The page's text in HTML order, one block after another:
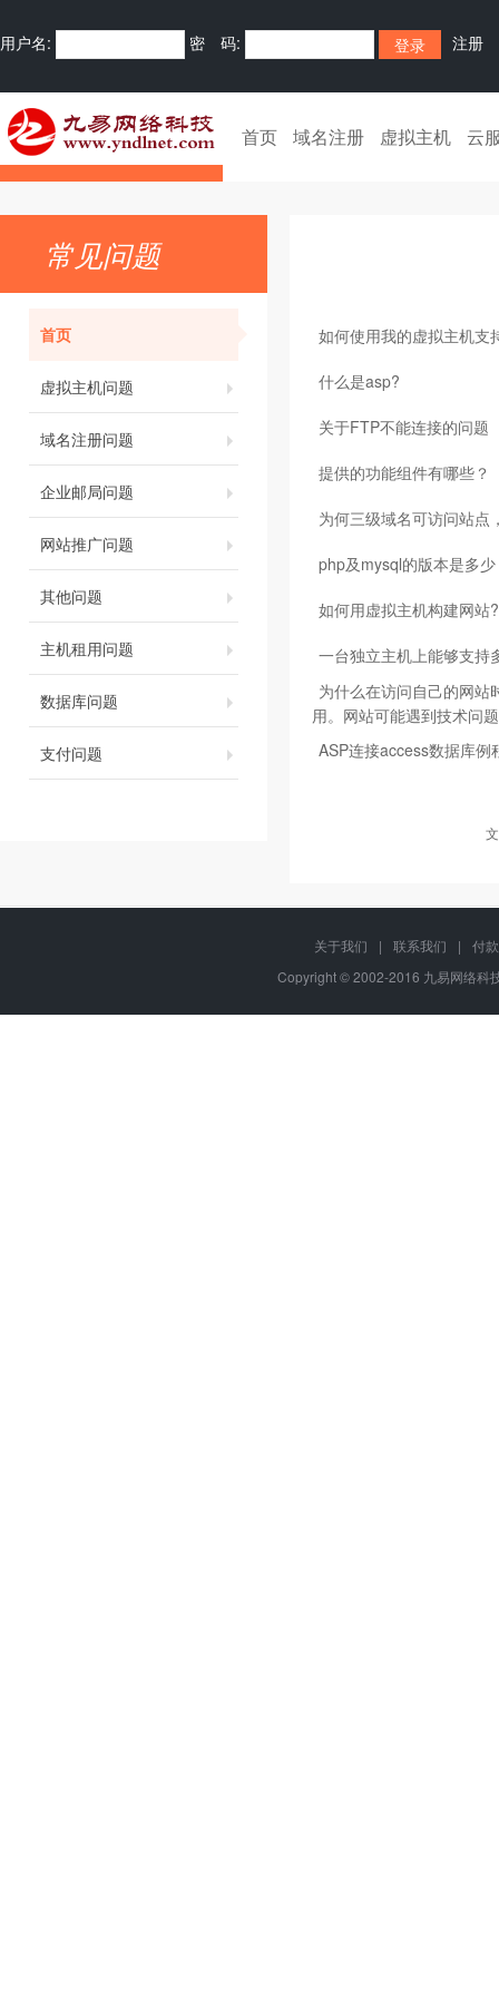
用户名: 密 码: 注册
首页 域名注册 虚拟主机 云
常见问题
首页
虚拟主机问题
域名注册问题
企业邮局问题
网站推广问题
其他问题
主机租用问题
数据库问题
支付问题
如何使用我的虚拟主机支
什么是asp?
关于FTP不能连接的问题
提供的功能组件有哪些？
为何三级域名可访问站点
php及mysql的版本是多
如何用虚拟主机构建网站?
一台独立主机上能够支持
为什么在访问自己的网站
用。网站可能遇到技术问
ASP连接access数据库例
关于我们 | 联系我们 |
付
Copyright © 2002-2016 九易网络